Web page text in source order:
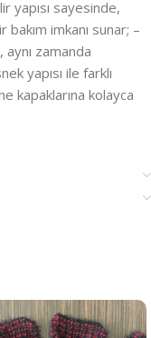
yapısı sayesinde,
bakım imkanı sunar; –
zamanda
yapısı ile farklı
kapaklarına kolayca